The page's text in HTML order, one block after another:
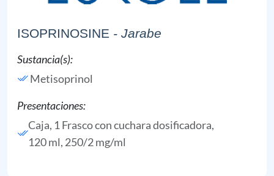
ISOPRINOSINE - Jarabe
Sustancia(s):
Metisoprinol
Presentaciones:
Caja, 1 Frasco con cuchara dosificadora,
120 ml, 250/2 mg/ml